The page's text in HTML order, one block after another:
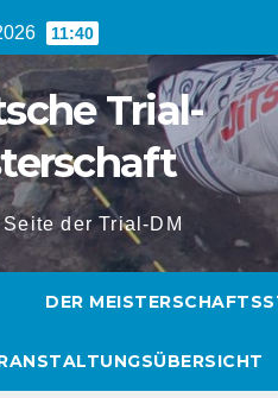
11:40
Trial-
der Trial-DM
DER